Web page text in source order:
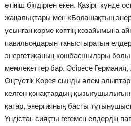
өтініш білдірген екен. Қазіргі күнде
жаңалықтары мен «Болашақтың
ұсынған көрме көптің көзайымына
павильондарын таныстыратын
энергетиканың көшбасшылары
мемлекеттер бар. Әсіресе
Оңтүстік Корея сынды әлем
келген қонақтардың
қатар, энергияның басты
Үндістан сияқты гегемон елдердің